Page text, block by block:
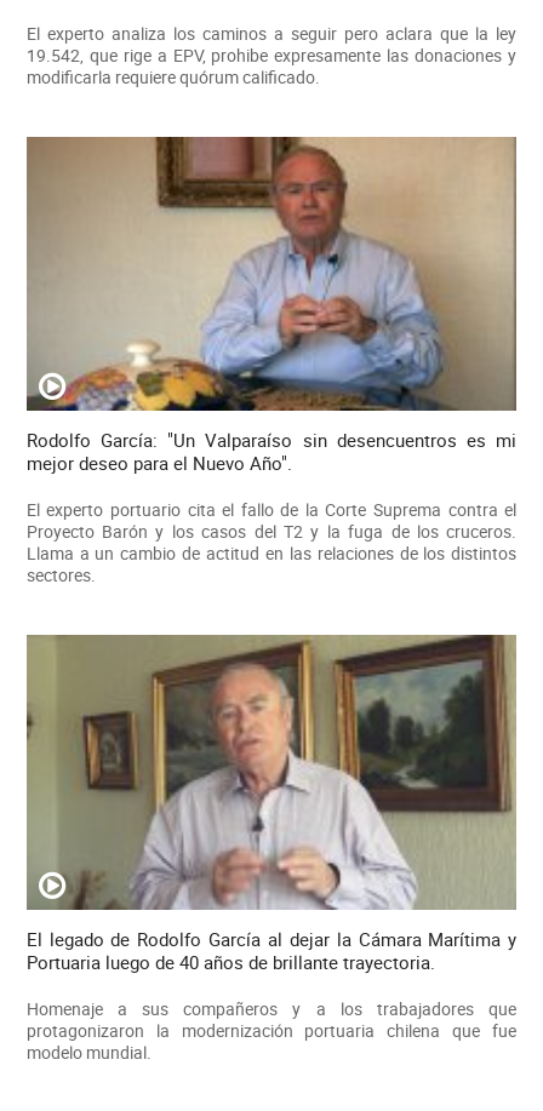
El experto analiza los caminos a seguir pero aclara que la ley
19.542, que rige a EPV, prohibe expresamente las donaciones y
modificarla requiere quórum calificado.
Rodolfo García: "Un Valparaíso sin desencuentros es mi
mejor deseo para el Nuevo Año".
El experto portuario cita el fallo de la Corte Suprema contra el
Proyecto Barón y los casos del T2 y la fuga de los cruceros.
Llama a un cambio de actitud en las relaciones de los distintos
sectores.
El legado de Rodolfo García al dejar la Cámara Marítima y
Portuaria luego de 40 años de brillante trayectoria.
Homenaje a sus compañeros y a los trabajadores que
protagonizaron la modernización portuaria chilena que fue
modelo mundial.